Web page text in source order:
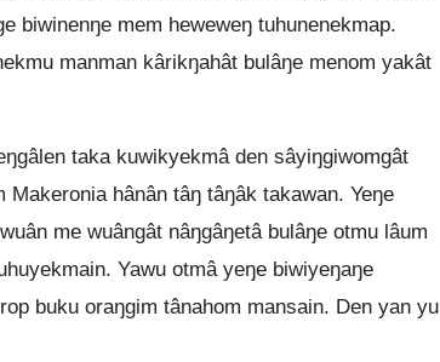
biwinenŋe mem heweweŋ tuhunenekmap.
manman kârikŋahât bulâŋe menom yakât
taka kuwikyekmâ den sâyiŋgiwomgât
hânân tâŋ tâŋâk takawan. Yeŋe
me wuângât nâŋgâŋetâ bulâŋe otmu lâum
Yawu otmâ yeŋe biwiyeŋaŋe
buku oraŋgim tânahom mansain. Den yan yu